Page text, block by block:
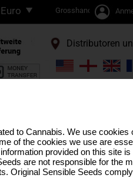
Grosshandel
Distributoren
BULK-SAMEN CANNABIS-
to Cannabis. We use cookies
of the cookies we use are
provided on this site is
are not responsible for the
Original Sensible Seeds